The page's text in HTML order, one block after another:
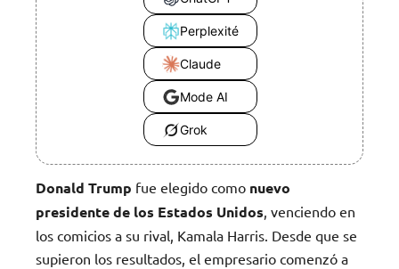
Perplexité
Claude
Mode AI
Grok
Donald Trump fue elegido como nuevo
presidente de los Estados Unidos, venciendo en
los comicios a su rival, Kamala Harris. Desde que se
supieron los resultados, el empresario comenzó a